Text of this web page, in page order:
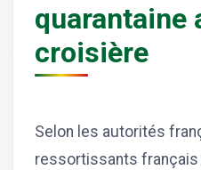
quarantaine
croisière
Selon les autorités
ressortissants français